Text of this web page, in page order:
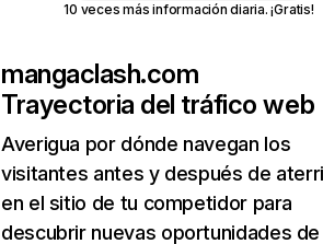
10 veces más información diaria. ¡Gratis!
mangaclash.com
Trayectoria del tráfico web
Averigua por dónde navegan los
visitantes antes y después de
en el sitio de tu competidor para
descubrir nuevas oportunidades de